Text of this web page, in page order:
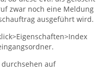
zwar noch eine Meldung
ausgeführt wird.
auf